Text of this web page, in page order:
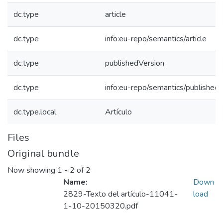
dc.type article
dc.type info:eu-repo/semantics/article
dc.type publishedVersion
dc.type info:eu-repo/semantics/
dc.type.local Artículo
Files
Original bundle
Now showing 1 - 2 of 2
Name:
2829-Texto del artículo-11041-
1-10-20150320.pdf
Down
load